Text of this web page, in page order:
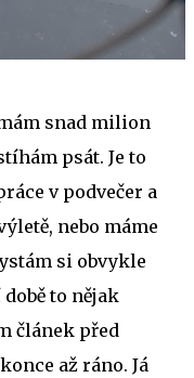
snad milion
psát. Je to
v podvečer a
nebo máme
si obvykle
to nějak
článek před
až ráno. Já